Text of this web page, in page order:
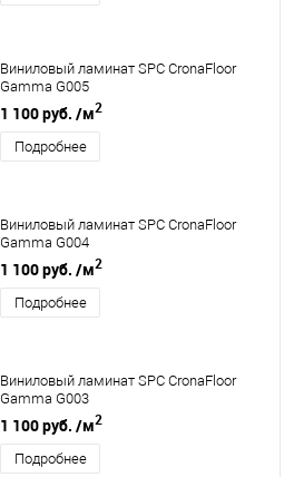
Виниловый ламинат SPC CronaFloor
Gamma G005
1 100 руб. /м2
Подробнее
Виниловый ламинат SPC CronaFloor
Gamma G004
1 100 руб. /м2
Подробнее
Виниловый ламинат SPC CronaFloor
Gamma G003
1 100 руб. /м2
Подробнее